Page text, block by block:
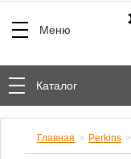
Меню
Каталог
Главная Perkins